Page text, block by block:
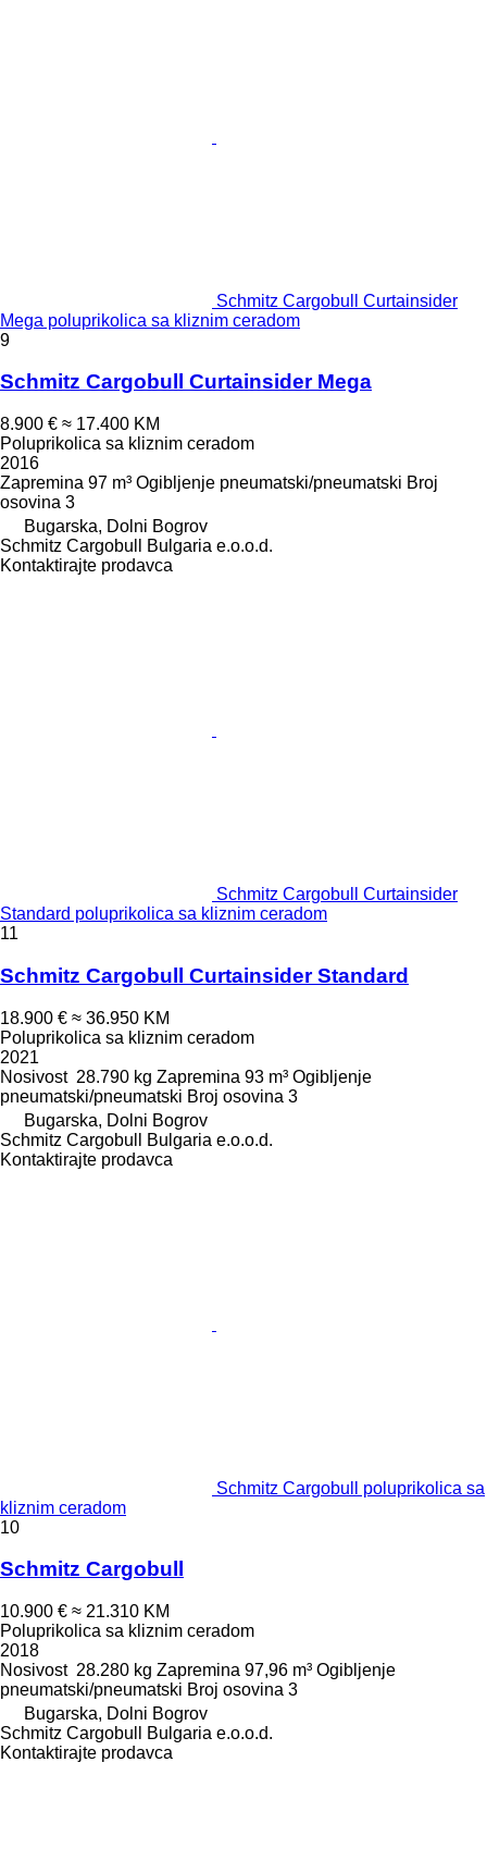
Schmitz Cargobull Curtainsider
Mega poluprikolica sa kliznim ceradom
9
Schmitz Cargobull Curtainsider Mega
8.900 € ≈ 17.400 KM
Poluprikolica sa kliznim ceradom
2016
Zapremina 97 m³ Ogibljenje pneumatski/pneumatski Broj
osovina 3
Bugarska, Dolni Bogrov
Schmitz Cargobull Bulgaria e.o.o.d.
Kontaktirajte prodavca
Schmitz Cargobull Curtainsider
Standard poluprikolica sa kliznim ceradom
11
Schmitz Cargobull Curtainsider Standard
18.900 € ≈ 36.950 KM
Poluprikolica sa kliznim ceradom
2021
Nosivost 28.790 kg Zapremina 93 m³ Ogibljenje
pneumatski/pneumatski Broj osovina 3
Bugarska, Dolni Bogrov
Schmitz Cargobull Bulgaria e.o.o.d.
Kontaktirajte prodavca
Schmitz Cargobull poluprikolica sa
kliznim ceradom
10
Schmitz Cargobull
10.900 € ≈ 21.310 KM
Poluprikolica sa kliznim ceradom
2018
Nosivost 28.280 kg Zapremina 97,96 m³ Ogibljenje
pneumatski/pneumatski Broj osovina 3
Bugarska, Dolni Bogrov
Schmitz Cargobull Bulgaria e.o.o.d.
Kontaktirajte prodavca